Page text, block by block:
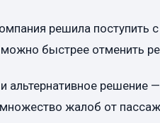
решила поступить
можно быстрее отменить
альтернативное
жалоб от